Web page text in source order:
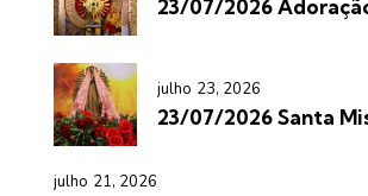
23/07/2026
julho 23, 2026
23/07/2026 Santa
julho 21, 2026